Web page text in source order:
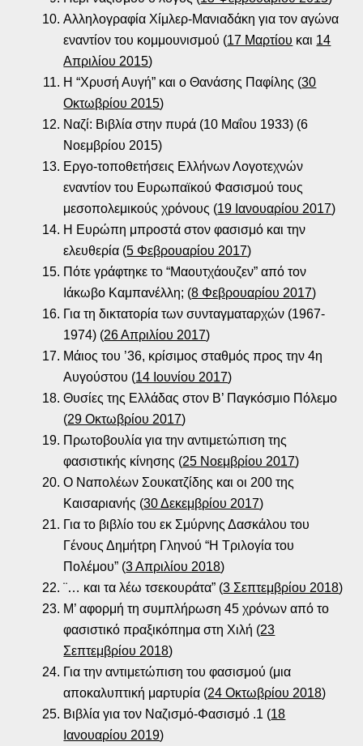
Αλληλογραφία Χίμλερ-Μανιαδάκη για τον αγώνα
εναντίον του κομμουνισμού (17 Μαρτίου και 14
Απριλίου 2015)
Η “Χρυσή Αυγή” και ο Θανάσης Παφίλης (30
Οκτωβρίου 2015)
Ναζί: Βιβλία στην πυρά (10 Μαΐου 1933) (6
Νοεμβρίου 2015)
Εργο-τοποθετήσεις Ελλήνων Λογοτεχνών
εναντίον του Ευρωπαϊκού Φασισμού τους
μεσοπολεμικούς χρόνους (19 Ιανουαρίου 2017)
Η Ευρώπη μπροστά στον φασισμό και την
ελευθερία (5 Φεβρουαρίου 2017)
Πότε γράφτηκε το “Μαουτχάουζεν” από τον
Ιάκωβο Καμπανέλλη; (8 Φεβρουαρίου 2017)
Για τη δικτατορία των συνταγματαρχών (1967-
1974) (26 Απριλίου 2017)
Μάιος του ’36, κρίσιμος σταθμός προς την 4η
Αυγούστου (14 Ιουνίου 2017)
Θυσίες της Ελλάδας στον Β’ Παγκόσμιο Πόλεμο
(29 Οκτωβρίου 2017)
Πρωτοβουλία για την αντιμετώπιση της
φασιστικής κίνησης (25 Νοεμβρίου 2017)
Ο Ναπολέων Σουκατζίδης και οι 200 της
Καισαριανής (30 Δεκεμβρίου 2017)
Για το βιβλίο του εκ Σμύρνης Δασκάλου του
Γένους Δημήτρη Γληνού “Η Τριλογία του
Πολέμου” (3 Απριλίου 2018)
¨… και τα λέω τσεκουράτα” (3 Σεπτεμβρίου 2018)
Μ’ αφορμή τη συμπλήρωση 45 χρόνων από το
φασιστικό πραξικόπημα στη Χιλή (23
Σεπτεμβρίου 2018)
Για την αντιμετώπιση του φασισμού (μια
αποκαλυπτική μαρτυρία (24 Οκτωβρίου 2018)
Βιβλία για τον Ναζισμό-Φασισμό .1 (18
Ιανουαρίου 2019)